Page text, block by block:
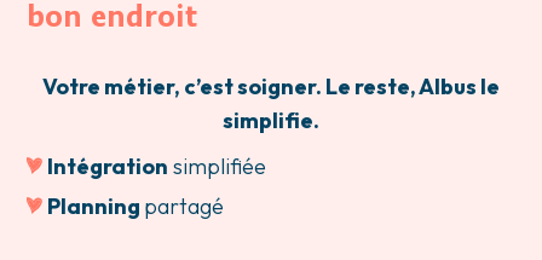
bon endroit
Votre métier, c’est soigner. Le reste, Albus le
simplifie.
Intégration simplifiée
Planning partagé